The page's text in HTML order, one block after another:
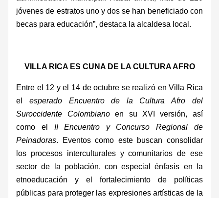
jóvenes de estratos uno y dos se han beneficiado con
becas para educación”, destaca la alcaldesa local.
VILLA RICA ES CUNA DE LA CULTURA AFRO
Entre el 12 y el 14 de octubre se realizó en Villa Rica
el esperado Encuentro de la Cultura Afro del
Suroccidente Colombianoen su XVI versión, así
como el II Encuentro y Concurso Regional de
Peinadoras. Eventos como este buscan consolidar
los procesos interculturales y comunitarios de ese
sector de la población, con especial énfasis en la
etnoeducación y el fortalecimiento de políticas
públicas para proteger las expresiones artísticas de la